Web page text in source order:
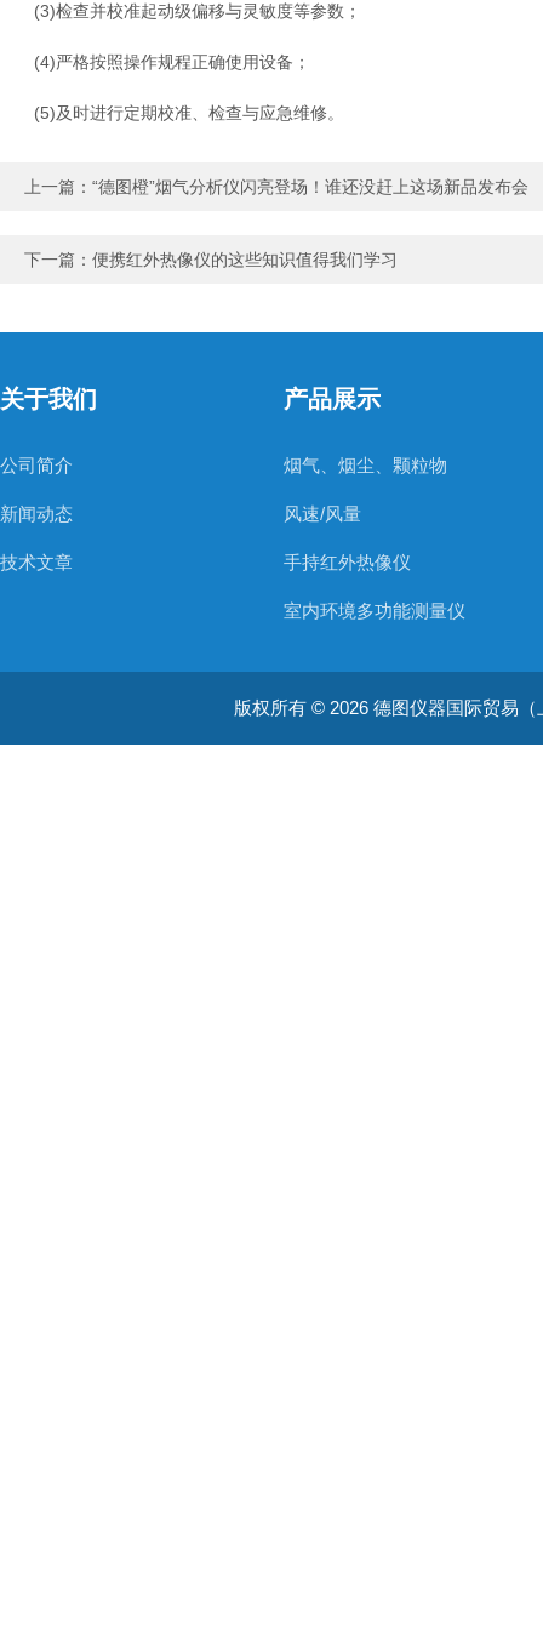
(3)检查并校准起动级偏移与灵敏度等参数；
(4)严格按照操作规程正确使用设备；
(5)及时进行定期校准、检查与应急维修。
上一篇： “德图橙”烟气分析仪闪亮登场！谁还没赶上这场新品发布会
下一篇： 便携红外热像仪的这些知识值得我们学习
关于我们
公司简介
新闻动态
技术文章
产品展示
烟气、烟尘、颗粒物
风速/风量
手持红外热像仪
室内环境多功能测量仪
温湿度仪器
版权所有 © 2026 德图仪器国际贸易